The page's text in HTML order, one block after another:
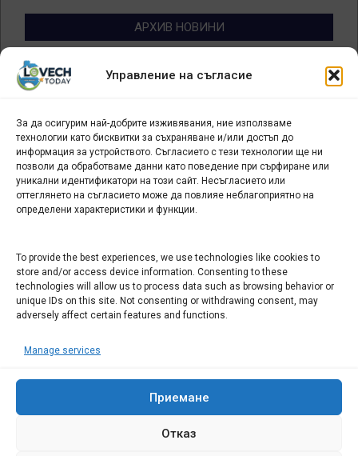
Управление на съгласие
За да осигурим най-добрите изживявания, ние използваме
технологии като бисквитки за съхраняване и/или достъп до
информация за устройството. Съгласието с тези технологии ще ни
позволи да обработваме данни като поведение при сърфиране или
уникални идентификатори на този сайт. Несъгласието или
оттеглянето на съгласието може да повлияе неблагоприятно на
определени характеристики и функции.
To provide the best experiences, we use technologies like cookies to
store and/or access device information. Consenting to these
technologies will allow us to process data such as browsing behavior or
unique IDs on this site. Not consenting or withdrawing consent, may
adversely affect certain features and functions.
Manage services
Приемане
Отказ
АРХИВ НОВИНИ
Архив
новини
БИЗНЕС
Арт галерия "Мостове" – магазин за изкуство
СЕВЕРОЗАПАДА ИНФОРМАЦИОНЕН БИЗНЕС
ТУРИСТИЧЕСКИ КЛЪСТЕР
ИНСТИТУЦИИ В ЛОВЕЧ
Административен съд Ловеч
Областна администрация Ловеч
ОДМВР Ловеч
Окръжен съд Ловеч